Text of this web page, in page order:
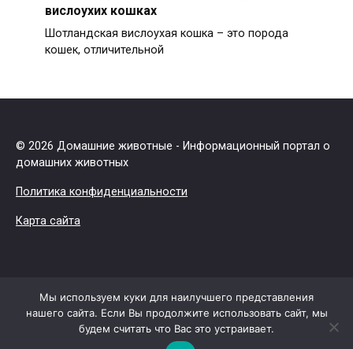
вислоухих кошках
Шотландская вислоухая кошка – это порода
кошек, отличительной
© 2026 Домашние животные - Информационный портал о
домашних животных
Политика конфиденциальности
Карта сайта
Мы используем куки для наилучшего представления
нашего сайта. Если Вы продолжите использовать сайт, мы
будем считать что Вас это устраивает.